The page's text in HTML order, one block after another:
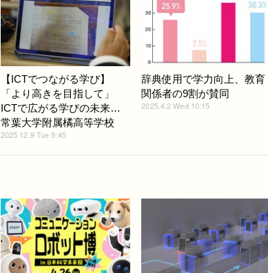
【ICTでつながる学び】
「より高きを目指して」
ICTで広がる学びの未来…
常葉大学附属橘高等学校
2025.12.9 Tue 9:45
辞典使用で学力向上、教育
関係者の9割が賛同
2025.4.2 Wed 10:15